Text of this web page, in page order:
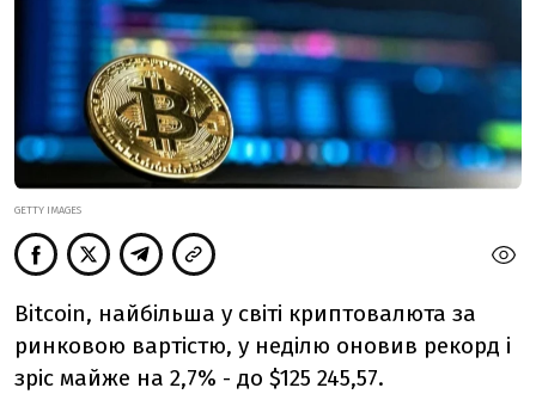
GETTY IMAGES
Bitcoin, найбільша у світі криптовалюта за
ринковою вартістю, у неділю оновив рекорд і
зріс майже на 2,7% - до $125 245,57.